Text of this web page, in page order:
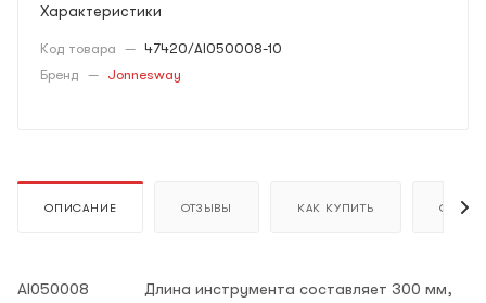
Характеристики
Код товара — 47420/AI050008-10
Бренд — Jonnesway
ОПИСАНИЕ ОТЗЫВЫ КАК КУПИТЬ ОПЛАТА
AI050008
Длина инструмента составляет 300 мм,